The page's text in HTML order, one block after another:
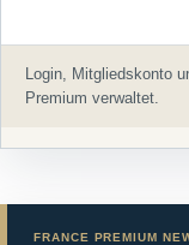
Login, Mitgliedskonto
Premium verwaltet.
FRANCE PREMIUM